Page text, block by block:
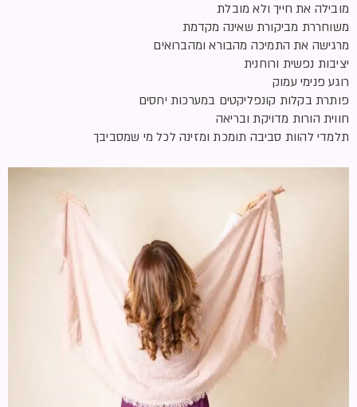
מובילה את חייך ולא מובלת
משוחררת מביקורת שאינה מקדמת
מרגישה את התמיכה מהבורא ומהברואים
יציבות נפשית ורוחנית
רוגע פנימי עמוק
פותרת בקלות קונפליקטים במערכות יחסים
חווית הורות מדויקת ובריאה
תלמדי להוות סביבה תומכת ומזינה לכל מי שמסביבך